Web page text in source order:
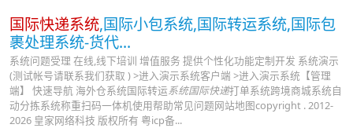
国际快递系统,国际小包系统,国际转运系统,国际包
裹处理系统-货代...
系统问题受理 在线,线下培训 增值服务 提供个性化功能定制开发 系统演示
(测试帐号请联系我们获取 ) >进入演示系统客户端 >进入演示系统【管理
端】 快速导航 海外仓系统国际转运系统国际快递打单系统跨境商城系统自
动分拣系统称重扫码一体机使用帮助常见问题网站地图copyright . 2012-
2026 皇家网络科技 版权所有 粤icp备...